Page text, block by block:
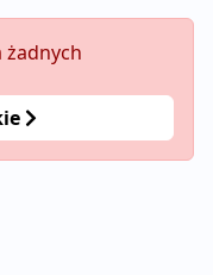
żadnych